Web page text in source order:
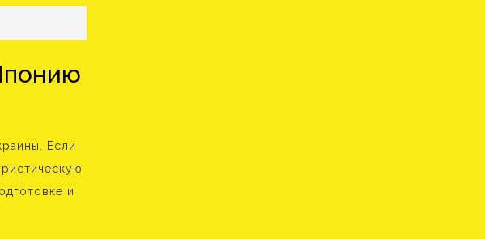
Если
и